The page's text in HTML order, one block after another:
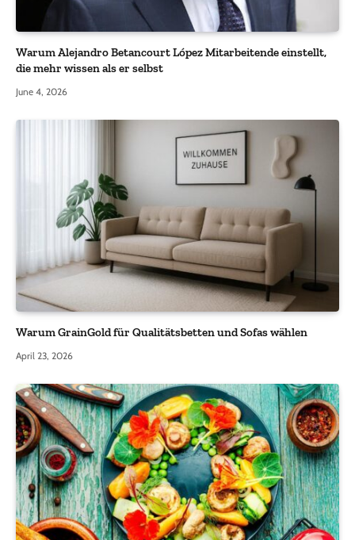
Warum Alejandro Betancourt López Mitarbeitende einstellt,
die mehr wissen als er selbst
June 4, 2026
Warum GrainGold für Qualitätsbetten und Sofas wählen
April 23, 2026